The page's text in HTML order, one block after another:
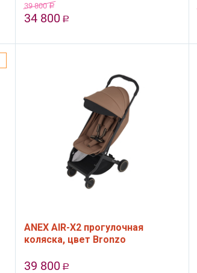
39 800 Р
34 800 Р
ANEX AIR-X2 прогулочная
коляска, цвет Bronzo
39 800 Р